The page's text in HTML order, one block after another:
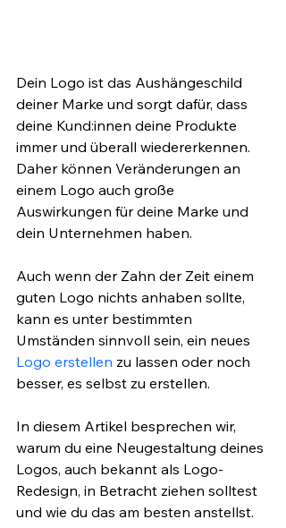
Dein Logo ist das Aushängeschild
deiner Marke und sorgt dafür, dass
deine Kund:innen deine Produkte
immer und überall wiedererkennen.
Daher können Veränderungen an
einem Logo auch große
Auswirkungen für deine Marke und
dein Unternehmen haben.
Auch wenn der Zahn der Zeit einem
guten Logo nichts anhaben sollte,
kann es unter bestimmten
Umständen sinnvoll sein, ein neues
Logo erstellen zu lassen oder noch
besser, es selbst zu erstellen.
In diesem Artikel besprechen wir,
warum du eine Neugestaltung deines
Logos, auch bekannt als Logo-
Redesign, in Betracht ziehen solltest
und wie du das am besten anstellst.